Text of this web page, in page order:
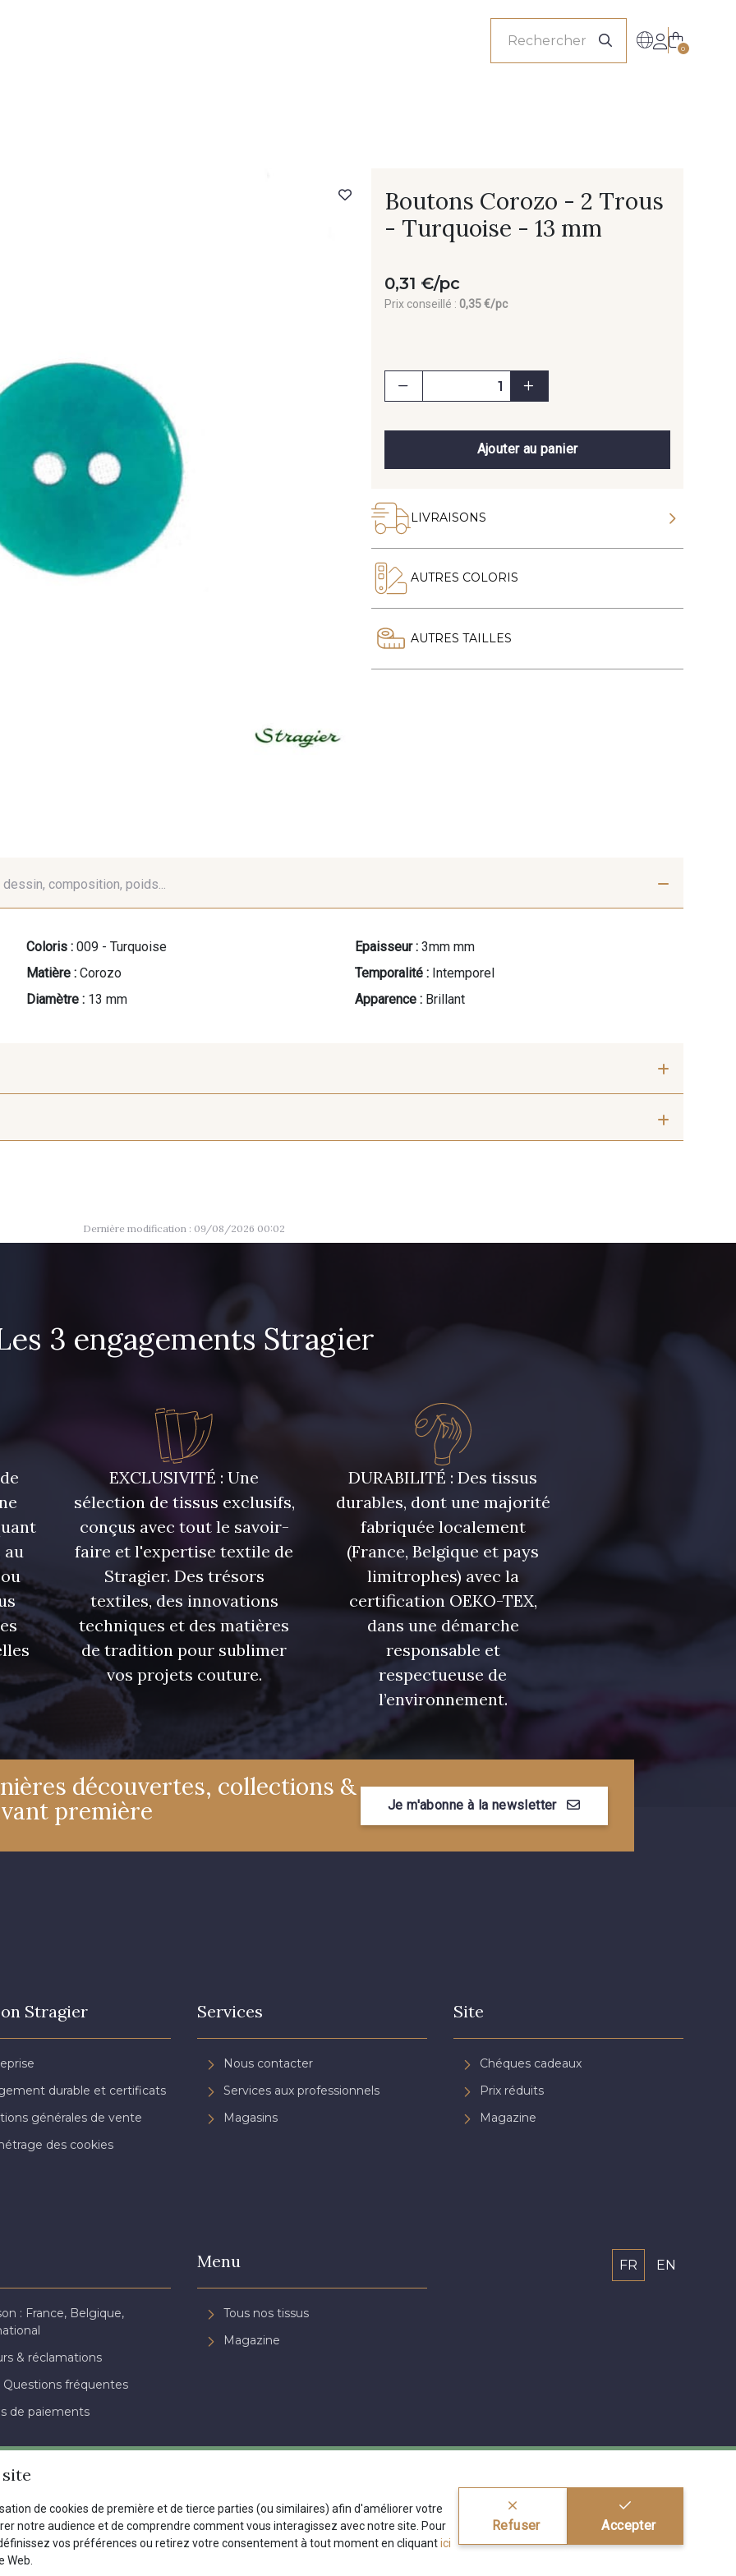
0
Boutons Corozo - 2 Trous
- Turquoise - 13 mm
0,31 €/pc
Prix conseillé : 0,35 €/pc
Ajouter au panier
LIVRAISONS
AUTRES COLORIS
AUTRES TAILLES
dessin, composition, poids...
Coloris : 009 - Turquoise
Matière : Corozo
Diamètre : 13 mm
Epaisseur : 3mm mm
Temporalité : Intemporel
Apparence : Brillant
012 - Violet
Dernière modification : 09/08/2026 00:02
3 engagements Stragier
au
EXCLUSIVITÉ : Une
sélection de tissus exclusifs,
conçus avec tout le savoir-
faire et l'expertise textile de
Stragier. Des trésors
textiles, des innovations
techniques et des matières
de tradition pour sublimer
vos projets couture.
DURABILITÉ : Des tissus
durables, dont une majorité
fabriquée localement
(France, Belgique et pays
limitrophes) avec la
certification OEKO-TEX,
dans une démarche
responsable et
respectueuse de
l’environnement.
découvertes, collections &
première
Je m'abonne à la newsletter
Stragier
durable et certificats
générales de vente
des cookies
Services
Nous contacter
Services aux professionnels
Magasins
Site
Chéques cadeaux
Prix réduits
Magazine
: France, Belgique,
& réclamations
Questions fréquentes
de paiements
Menu
Tous nos tissus
Magazine
FR EN
Politique de confidentialité
de cookies de première et de tierce parties (ou similaires) afin d'améliorer votre
notre audience et de comprendre comment vous interagissez avec notre site. Pour
vos préférences ou retirez votre consentement à tout moment en cliquantici
Web.
Refuser Accepter